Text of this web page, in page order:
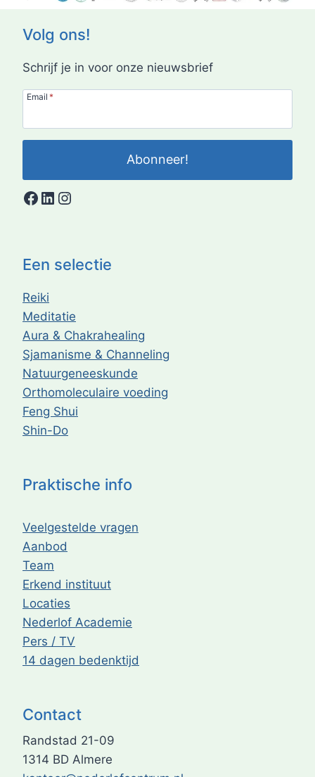
Contact
Randstad 21-09
1314 BD Almere
Praktische info
Veelgestelde vragen
Aanbod
Team
Erkend instituut
Locaties
Nederlof Academie
Pers / TV
14 dagen bedenktijd
Een selectie
Reiki
Meditatie
Aura & Chakrahealing
Sjamanisme & Channeling
Natuurgeneeskunde
Orthomoleculaire voeding
Feng Shui
Shin-Do
Volg ons!
Schrijf je in voor onze nieuwsbrief
Email *
Abonneer!
Facebook
LinkedIn
Instagram